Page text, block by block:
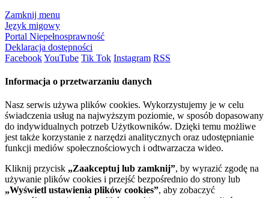
Zamknij menu
Język migowy
Portal Niepełnosprawność
Deklaracja dostępności
FacebookYouTube Tik Tok Instagram RSS
Informacja o przetwarzaniu danych
Nasz serwis używa plików cookies. Wykorzystujemy je w celu
świadczenia usług na najwyższym poziomie, w sposób dopasowany
do indywidualnych potrzeb Użytkowników. Dzięki temu możliwe
jest także korzystanie z narzędzi analitycznych oraz udostępnianie
funkcji mediów społecznościowych i odtwarzacza wideo.
Kliknij przycisk „Zaakceptuj lub zamknij”, by wyrazić zgodę na
używanie plików cookies i przejść bezpośrednio do strony lub
„Wyświetl ustawienia plików cookies”, aby zobaczyć